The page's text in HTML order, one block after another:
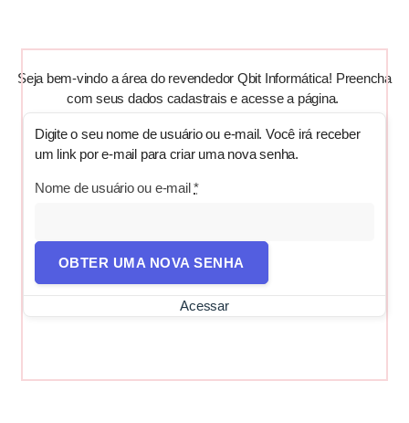
Seja bem-vindo a área do revendedor Qbit Informática! Preencha
com seus dados cadastrais e acesse a página.
Digite o seu nome de usuário ou e-mail. Você irá receber
um link por e-mail para criar uma nova senha.
Nome de usuário ou e-mail*
Acessar